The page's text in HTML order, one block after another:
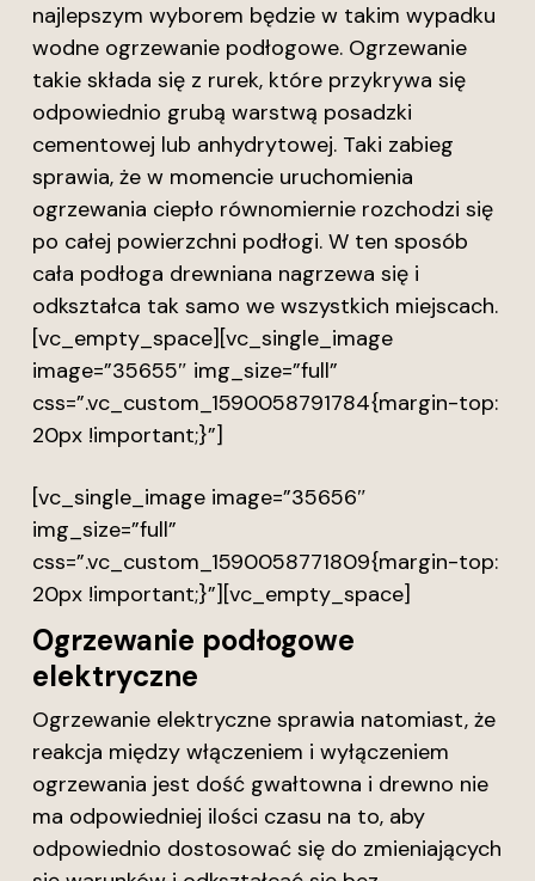
najlepszym wyborem będzie w takim wypadku
wodne ogrzewanie podłogowe. Ogrzewanie
takie składa się z rurek, które przykrywa się
odpowiednio grubą warstwą posadzki
cementowej lub anhydrytowej. Taki zabieg
sprawia, że w momencie uruchomienia
ogrzewania ciepło równomiernie rozchodzi się
po całej powierzchni podłogi. W ten sposób
cała podłoga drewniana nagrzewa się i
odkształca tak samo we wszystkich miejscach.
[vc_empty_space][vc_single_image
image=”35655″ img_size=”full”
css=”.vc_custom_1590058791784{margin-top:
20px !important;}”]
[vc_single_image image=”35656″
img_size=”full”
css=”.vc_custom_1590058771809{margin-top:
20px !important;}”][vc_empty_space]
Ogrzewanie podłogowe
elektryczne
Ogrzewanie elektryczne sprawia natomiast, że
reakcja między włączeniem i wyłączeniem
ogrzewania jest dość gwałtowna i drewno nie
ma odpowiedniej ilości czasu na to, aby
odpowiednio dostosować się do zmieniających